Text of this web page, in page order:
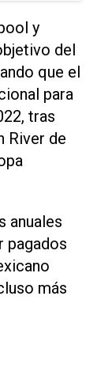
y
del
que el
para
tras
River de
anuales
pagados
más